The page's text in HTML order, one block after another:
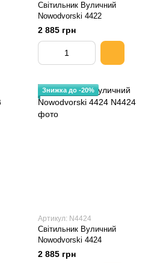
Світильник Вуличний
Nowodvorski 4422
2 885 грн
Знижка до -20%
Артикул: N4424
Світильник Вуличний
Nowodvorski 4424
2 885 грн